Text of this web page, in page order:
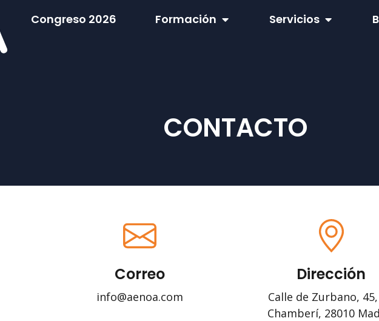
Congreso 2026 Formación Servicios
CONTACTO
Correo
info@aenoa.com
Dirección
Calle de Zurbano, 45,
Chamberí, 28010